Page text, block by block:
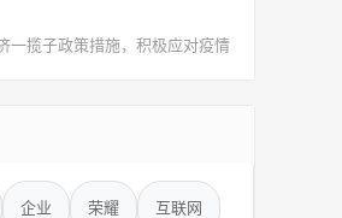
一揽子政策措施，积极应对疫情
企业 荣耀 互联网